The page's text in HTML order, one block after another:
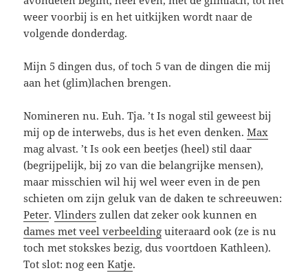
weer voorbij is en het uitkijken wordt naar de
volgende donderdag.
Mijn 5 dingen dus, of toch 5 van de dingen die mij
aan het (glim)lachen brengen.
Nomineren nu. Euh. Tja. ’t Is nogal stil geweest bij
mij op de interwebs, dus is het even denken.Max
mag alvast. ’t Is ook een beetjes (heel) stil daar
(begrijpelijk, bij zo van die belangrijke mensen),
maar misschien wil hij wel weer even in de pen
schieten om zijn geluk van de daken te schreeuwen:
Peter.Vlinders zullen dat zeker ook kunnen en
dames met veel verbeelding uiteraard ook (ze is nu
toch met stokskes bezig, dus voortdoen Kathleen).
Tot slot: nog eenKatje.